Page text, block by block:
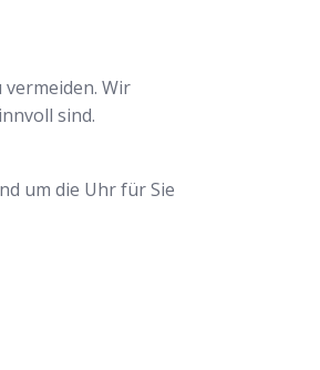
Wir
sind.
um die Uhr für Sie